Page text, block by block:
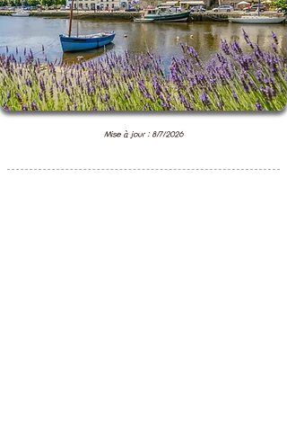
Mise à jour : 8/7/2026